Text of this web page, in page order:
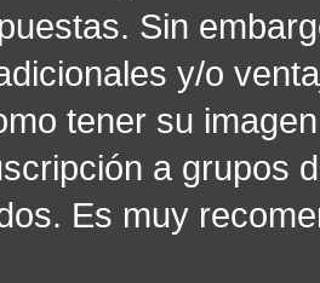
Sin
y/o
tener su
a grupos
Es muy